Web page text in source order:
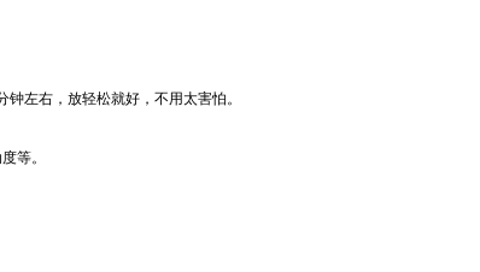
左右，放轻松就好，不用太害怕。
等。